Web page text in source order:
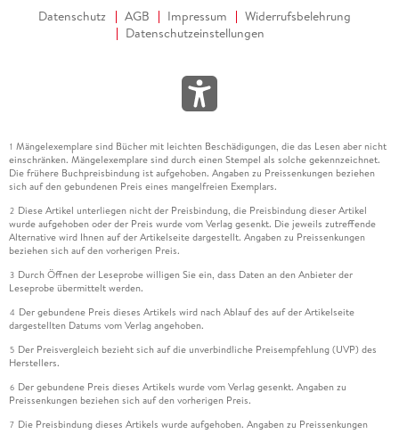
Datenschutz AGB Impressum
Widerrufsbelehrung
Datenschutzeinstellungen
1 Mängelexemplare sind Bücher mit leichten Beschädigungen, die das Lesen aber nicht
einschränken. Mängelexemplare sind durch einen Stempel als solche gekennzeichnet.
Die frühere Buchpreisbindung ist aufgehoben. Angaben zu Preissenkungen beziehen
sich auf den gebundenen Preis eines mangelfreien Exemplars.
2 Diese Artikel unterliegen nicht der Preisbindung, die Preisbindung dieser Artikel
wurde aufgehoben oder der Preis wurde vom Verlag gesenkt. Die jeweils zutreffende
Alternative wird Ihnen auf der Artikelseite dargestellt. Angaben zu Preissenkungen
beziehen sich auf den vorherigen Preis.
3 Durch Öffnen der Leseprobe willigen Sie ein, dass Daten an den Anbieter der
Leseprobe übermittelt werden.
4 Der gebundene Preis dieses Artikels wird nach Ablauf des auf der Artikelseite
dargestellten Datums vom Verlag angehoben.
5 Der Preisvergleich bezieht sich auf die unverbindliche Preisempfehlung (UVP) des
Herstellers.
6 Der gebundene Preis dieses Artikels wurde vom Verlag gesenkt. Angaben zu
Preissenkungen beziehen sich auf den vorherigen Preis.
7 Die Preisbindung dieses Artikels wurde aufgehoben. Angaben zu Preissenkungen